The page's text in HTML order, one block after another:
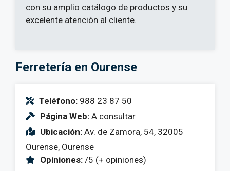
con su amplio catálogo de productos y su
excelente atención al cliente.
Ferretería en Ourense
Teléfono: 988 23 87 50
Página Web: A consultar
Ubicación: Av. de Zamora, 54, 32005
Ourense, Ourense
Opiniones: /5 (+ opiniones)